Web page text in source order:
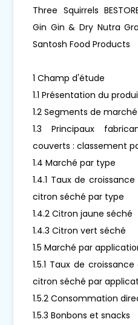
Three Squirrels
Gin Gin & Dry Nutra
Santosh Food Products
1 Champ d'étude
1.1 Présentation du
1.2 Segments de marché
1.3 Principaux
couverts : classement
1.4 Marché par type
1.4.1 Taux de
citron séché par type
1.4.2 Citron jaune séché
1.4.3 Citron vert séché
1.5 Marché par
1.5.1 Taux de
citron séché par
1.5.2 Consommation
1.5.3 Bonbons et snacks